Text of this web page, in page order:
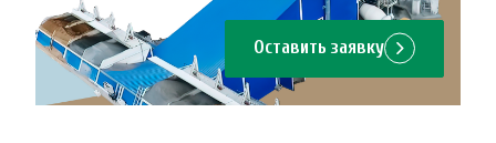
Оставить заявку